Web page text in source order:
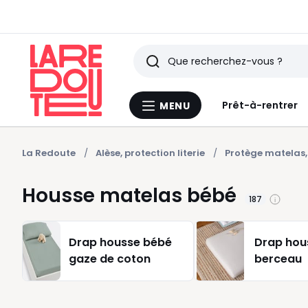
Menu
MENU Prêt-à-rentrer
Rechercher
Derniers
articles
vus
La Redoute Alèse, protection literie Protège
Housse matelas bébé 187
Drap housse bébé
gaze de coton
Drap
berceau